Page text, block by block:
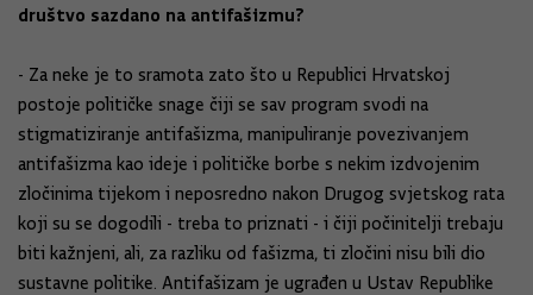
društvo sazdano na antifašizmu?
- Za neke je to sramota zato što u Republici Hrvatskoj
postoje političke snage čiji se sav program svodi na
stigmatiziranje antifašizma, manipuliranje povezivanjem
antifašizma kao ideje i političke borbe s nekim izdvojenim
zločinima tijekom i neposredno nakon Drugog svjetskog rata
koji su se dogodili - treba to priznati - i čiji počinitelji trebaju
biti kažnjeni, ali, za razliku od fašizma, ti zločini nisu bili dio
sustavne politike. Antifašizam je ugrađen u Ustav Republike